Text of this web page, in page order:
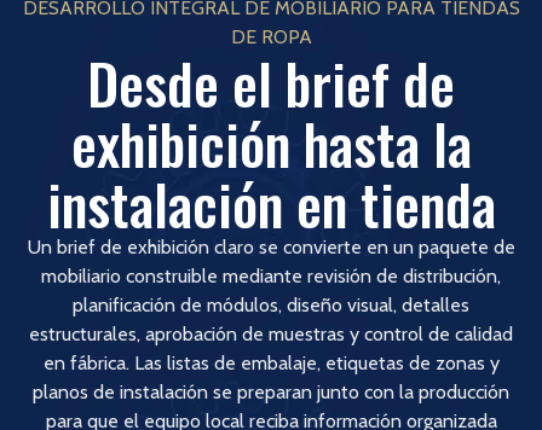
DESARROLLO INTEGRAL DE MOBILIARIO PARA TIENDAS
DE ROPA
Desde el brief de
exhibición hasta la
instalación en tienda
Un brief de exhibición claro se convierte en un paquete de
mobiliario construible mediante revisión de distribución,
planificación de módulos, diseño visual, detalles
estructurales, aprobación de muestras y control de calidad
en fábrica. Las listas de embalaje, etiquetas de zonas y
planos de instalación se preparan junto con la producción
para que el equipo local reciba información organizada